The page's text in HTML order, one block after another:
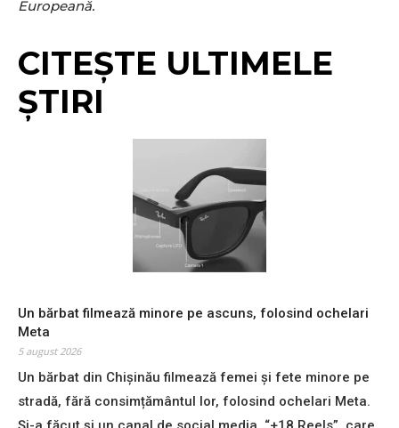
Don't miss
out!
Europeană.
CITEȘTE ULTIMELE
ȘTIRI
Un bărbat filmează minore pe ascuns, folosind ochelari
Meta
5 august 2026
Un bărbat din Chișinău filmează femei și fete minore pe
stradă, fără consimțământul lor, folosind ochelari Meta.